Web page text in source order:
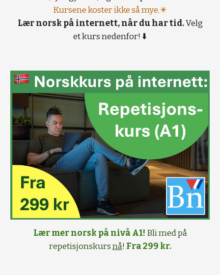
Kursene koster ikke så mye.✴️
Lær norsk på internett, når du har tid.Velg
et kurs nedenfor! ⬇️
Lær mer norsk på nivå A1! Bli med på
repetisjonskursnå! Fra 299 kr.